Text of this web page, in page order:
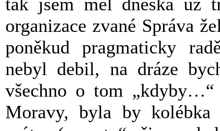
organizace zvané Správa
poněkud pragmaticky
nebyl debil, na dráze
všechno o tom
Moravy, byla by kolébka